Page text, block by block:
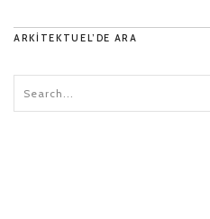
ARKITEKTUEL’DE ARA